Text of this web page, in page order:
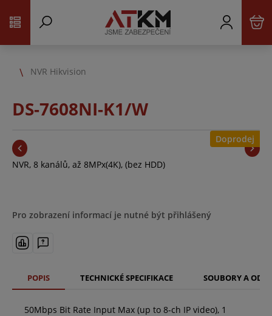
NVR Hikvision
DS-7608NI-K1/W
NVR, 8 kanálů, až 8MPx(4K), (bez HDD)
Pro zobrazení informací je nutné být přihlášený
Doprodej
POPIS TECHNICKÉ SPECIFIKACE SOUBORY A
50Mbps Bit Rate Input Max (up to 8-ch IP video), 1